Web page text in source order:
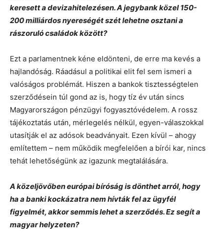
keresett a devizahitelezésen. A jegybank közel 150-
200 milliárdos nyereségét szét lehetne osztani a
rászoruló családok között?
Ezt a parlamentnek kéne eldönteni, de erre ma kevés a
hajlandóság. Ráadásul a politikai elit fel sem ismeri a
valóságos problémát. Hiszen a bankok tisztességtelen
szerződésein túl gond az is, hogy tíz év után sincs
Magyarországon pénzügyi fogyasztóvédelem. A rossz
tájékoztatás után, mérlegelés nélkül, egyen-válaszokkal
utasítják el az adósok beadványait. Ezen kívül – ahogy
említettem – nem működik megfelelően a bírói kar, nincs
tehát lehetőségünk az igazunk megtalálására.
A közeljövőben európai bíróság is dönthet arról, hogy
ha a banki kockázatra nem hívták fel az ügyfél
figyelmét, akkor semmis lehet a szerződés. Ez segít a
magyar helyzeten?